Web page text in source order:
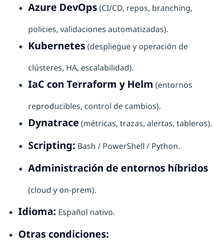
Azure DevOps(CI/CD, repos, branching,
policies, validaciones automatizadas).
Kubernetes(despliegue y operación de
clústeres, HA, escalabilidad).
IaC con Terraform y Helm (entornos
reproducibles, control de cambios).
Dynatrace (métricas, trazas, alertas, tableros).
Scripting: Bash / PowerShell / Python.
Administración de entornos híbridos
(cloud y on-prem).
Idioma: Español nativo.
Otras condiciones: